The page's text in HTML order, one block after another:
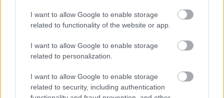
I want to allow Google to enable storage
related to functionality of the website or app.
I want to allow Google to enable storage
related to personalization.
I want to allow Google to enable storage
related to security, including authentication
szakembereknem éppen fényes kapcsolata állhat a
háttérben, és szimplán nem volt elég idő vagy erőforrás
jobb CGI-ra.
Vultureúj cikke pontosan ezzel a témával foglalkozik,